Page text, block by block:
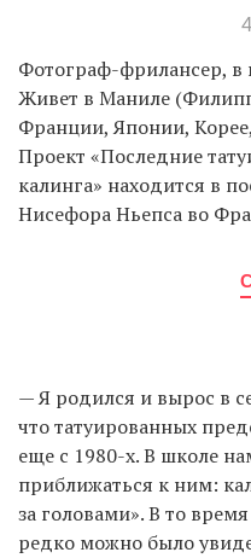
Фотограф-фрилансер,
Живет в Маниле
Франции, Японии,
Проект «Последние
калинга» находится в
Нисефора Ньепса во
— Я родился и вырос в
что татуированных
еще с 1980-х. В школе
приближаться к ним:
за головами». В то
редко можно было